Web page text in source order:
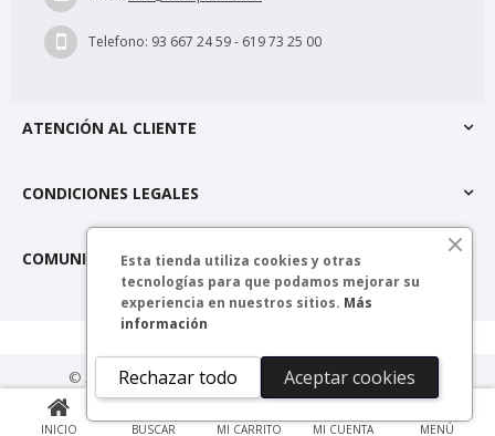
INICIO BUSCAR
0
MI CARRITO MI CUENTA MENÚ
Telefono: 93 667 24 59 - 619 73 25 00
ATENCIÓN AL CLIENTE
CONDICIONES LEGALES
COMUNIDAD MÁSQNUEVO
© 2025 másQnuevo. Todos los derechos reservados.
Esta tienda utiliza cookies y otras
tecnologías para que podamos mejorar su
experiencia en nuestros sitios. Más
información
Aceptar cookies
Rechazar todo